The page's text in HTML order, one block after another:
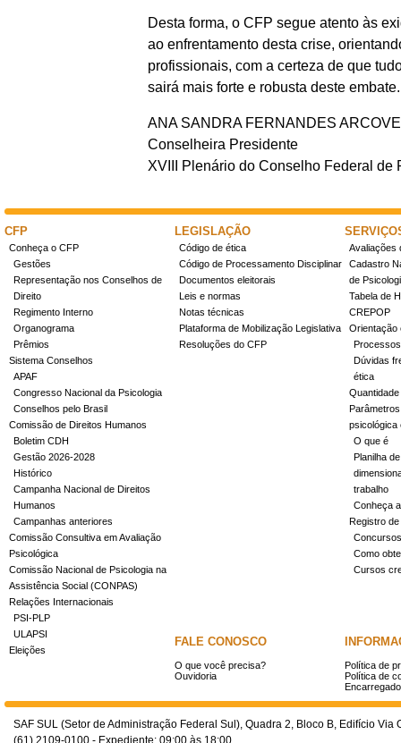
Desta forma, o CFP segue atento às
ao enfrentamento desta crise,
profissionais, com a certeza de que
sairá mais forte e robusta deste embate.
ANA SANDRA FERNANDES
Conselheira Presidente
XVIII Plenário do Conselho Federal de
CFP
Conheça o CFP
Gestões
Representação nos Conselhos de
Direito
Regimento Interno
Organograma
Prêmios
Sistema Conselhos
APAF
Congresso Nacional da Psicologia
Conselhos pelo Brasil
Comissão de Direitos Humanos
Boletim CDH
Gestão 2026-2028
Histórico
Campanha Nacional de Direitos
Humanos
Campanhas anteriores
Comissão Consultiva em Avaliação
Psicológica
Comissão Nacional de Psicologia na
Assistência Social (CONPAS)
Relações Internacionais
PSI-PLP
ULAPSI
Eleições
LEGISLAÇÃO
Código de ética
Código de Processamento Disciplinar
Documentos eleitorais
Leis e normas
Notas técnicas
Plataforma de Mobilização Legislativa
Resoluções do CFP
Avaliações
Cadastro
de
Tabela de
CREPOP
Orientação
Dúvidas
ética
psicológica
O que é
Planilha
trabalho
Conheça
Registro
Concursos
Como
Cursos
FALE CONOSCO
O que você precisa?
Ouvidoria
Política de
Política de
SAF SUL (Setor de Administração Federal Sul), Quadra 2, Bloco B, Edifício
(61) 2109-0100 - Expediente: 09:00 às 18:00